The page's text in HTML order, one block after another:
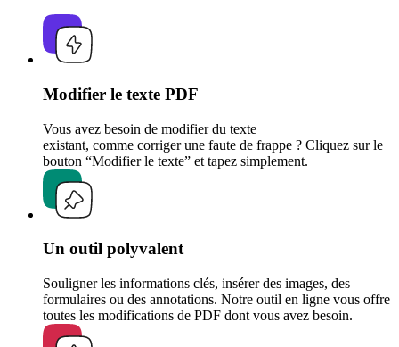
Modifier le texte PDF
Vous avez besoin de modifier du texte
existant, comme corriger une faute de frappe ? Cliquez sur le
bouton “Modifier le texte” et tapez simplement.
Un outil polyvalent
Souligner les informations clés, insérer des images, des
formulaires ou des annotations. Notre outil en ligne vous offre
toutes les modifications de PDF dont vous avez besoin.